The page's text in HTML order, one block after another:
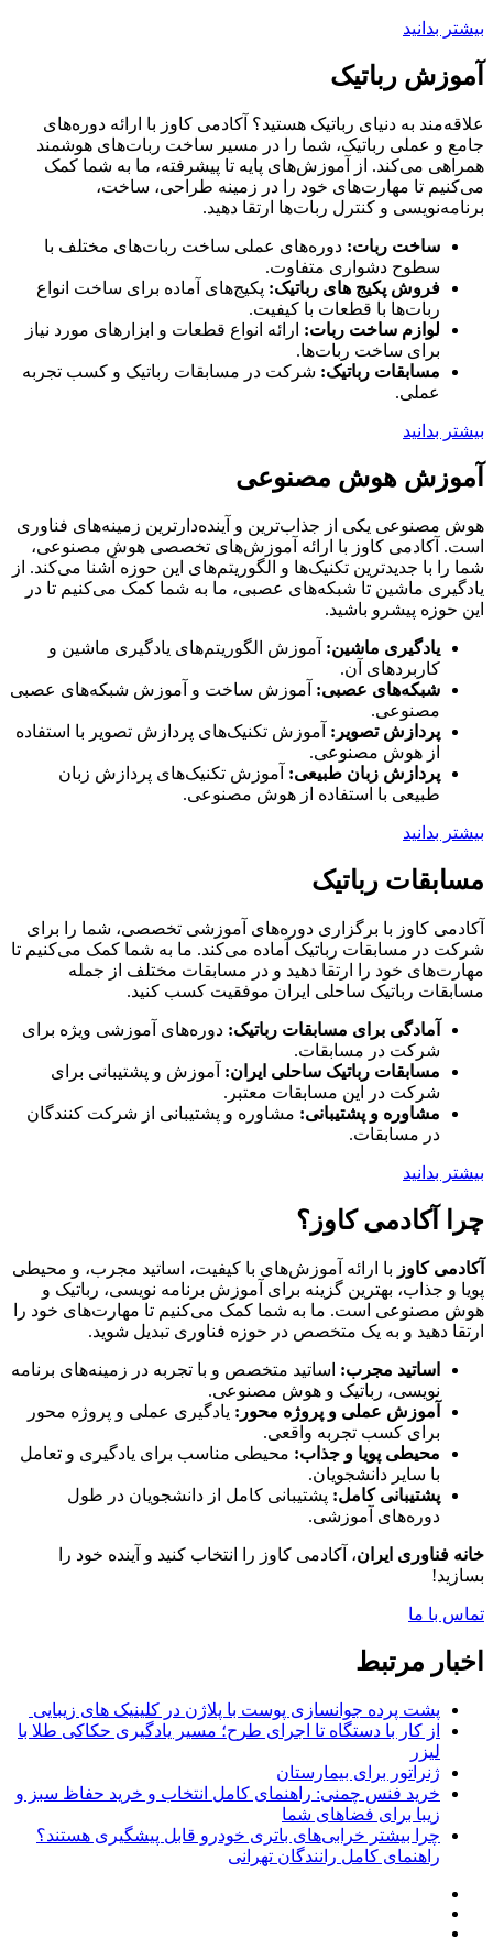
بیشتر بدانید
آموزش رباتیک
علاقه‌مند به دنیای رباتیک هستید؟ آکادمی کاوز با ارائه دوره‌های
جامع و عملی رباتیک، شما را در مسیر ساخت ربات‌های هوشمند
همراهی می‌کند. از آموزش‌های پایه تا پیشرفته، ما به شما کمک
می‌کنیم تا مهارت‌های خود را در زمینه طراحی، ساخت،
برنامه‌نویسی و کنترل ربات‌ها ارتقا دهید.
ساخت ربات: دوره‌های عملی ساخت ربات‌های مختلف با
سطوح دشواری متفاوت.
فروش پکیج های رباتیک: پکیج‌های آماده برای ساخت انواع
ربات‌ها با قطعات با کیفیت.
لوازم ساخت ربات: ارائه انواع قطعات و ابزارهای مورد نیاز
برای ساخت ربات‌ها.
مسابقات رباتیک: شرکت در مسابقات رباتیک و کسب تجربه
عملی.
بیشتر بدانید
آموزش هوش مصنوعی
هوش مصنوعی یکی از جذاب‌ترین و آینده‌دارترین زمینه‌های فناوری
است. آکادمی کاوز با ارائه آموزش‌های تخصصی هوش مصنوعی،
شما را با جدیدترین تکنیک‌ها و الگوریتم‌های این حوزه آشنا می‌کند. از
یادگیری ماشین تا شبکه‌های عصبی، ما به شما کمک می‌کنیم تا در
این حوزه پیشرو باشید.
یادگیری ماشین: آموزش الگوریتم‌های یادگیری ماشین و
کاربردهای آن.
شبکه‌های عصبی: آموزش ساخت و آموزش شبکه‌های عصبی
مصنوعی.
پردازش تصویر: آموزش تکنیک‌های پردازش تصویر با استفاده
از هوش مصنوعی.
پردازش زبان طبیعی: آموزش تکنیک‌های پردازش زبان
طبیعی با استفاده از هوش مصنوعی.
بیشتر بدانید
مسابقات رباتیک
آکادمی کاوز با برگزاری دوره‌های آموزشی تخصصی، شما را برای
شرکت در مسابقات رباتیک آماده می‌کند. ما به شما کمک می‌کنیم تا
مهارت‌های خود را ارتقا دهید و در مسابقات مختلف از جمله
مسابقات رباتیک ساحلی ایران موفقیت کسب کنید.
آمادگی برای مسابقات رباتیک: دوره‌های آموزشی ویژه برای
شرکت در مسابقات.
مسابقات رباتیک ساحلی ایران: آموزش و پشتیبانی برای
شرکت در این مسابقات معتبر.
مشاوره و پشتیبانی: مشاوره و پشتیبانی از شرکت کنندگان
در مسابقات.
بیشتر بدانید
چرا آکادمی کاوز؟
آکادمی کاوز با ارائه آموزش‌های با کیفیت، اساتید مجرب، و محیطی
پویا و جذاب، بهترین گزینه برای آموزش برنامه نویسی، رباتیک و
هوش مصنوعی است. ما به شما کمک می‌کنیم تا مهارت‌های خود را
ارتقا دهید و به یک متخصص در حوزه فناوری تبدیل شوید.
اساتید مجرب: اساتید متخصص و با تجربه در زمینه‌های برنامه
نویسی، رباتیک و هوش مصنوعی.
آموزش عملی و پروژه محور: یادگیری عملی و پروژه محور
برای کسب تجربه واقعی.
محیطی پویا و جذاب: محیطی مناسب برای یادگیری و تعامل
با سایر دانشجویان.
پشتیبانی کامل: پشتیبانی کامل از دانشجویان در طول
دوره‌های آموزشی.
خانه فناوری ایران، آکادمی کاوز را انتخاب کنید و آینده خود را
بسازید!
تماس با ما
اخبار مرتبط
پشت پرده جوانسازی پوست با پلاژن در کلینیک های زیبایی
از کار با دستگاه تا اجرای طرح؛ مسیر یادگیری حکاکی طلا با
لیزر
ژنراتور برای بیمارستان
خرید فنس چمنی: راهنمای کامل انتخاب و خرید حفاظ سبز و
زیبا برای فضاهای شما
چرا بیشتر خرابی‌های باتری خودرو قابل پیشگیری هستند؟
راهنمای کامل رانندگان تهرانی